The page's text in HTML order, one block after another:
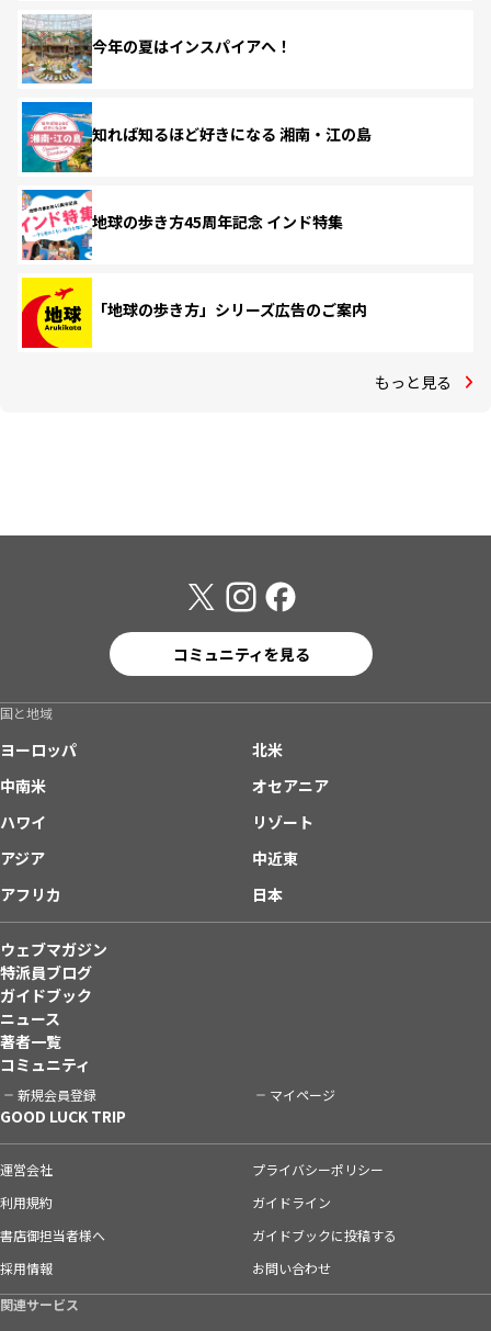
今年の夏はインスパイアへ！
知れば知るほど好きになる 湘南・江の島
地球の歩き方45周年記念 インド特集
「地球の歩き方」シリーズ広告のご案内
もっと見る
コミュニティを見る
国と地域
ヨーロッパ
北米
中南米
オセアニア
ハワイ
リゾート
アジア
中近東
アフリカ
日本
ウェブマガジン
特派員ブログ
ガイドブック
ニュース
著者一覧
コミュニティ
新規会員登録 マイページ
GOOD LUCK TRIP
運営会社
プライバシーポリシー
利用規約
ガイドライン
書店御担当者様へ
ガイドブックに投稿する
採用情報
お問い合わせ
関連サービス